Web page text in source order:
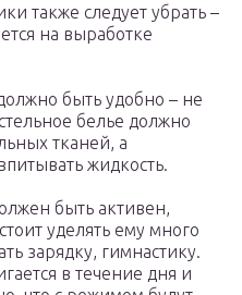
также следует убрать –
на выработке
быть удобно – не
белье должно
тканей, а
жидкость.
быть активен,
уделять ему много
зарядку, гимнастику.
в течение дня и